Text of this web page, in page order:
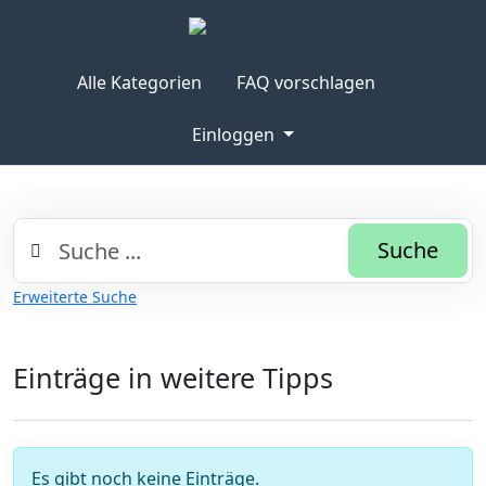
Alle Kategorien FAQ vorschlagen
Einloggen
Suche
Erweiterte Suche
Einträge in weitere Tipps
Es gibt noch keine Einträge.